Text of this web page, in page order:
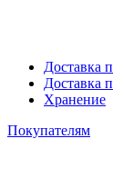
Доставка
Доставка
Хранение
Покупателям